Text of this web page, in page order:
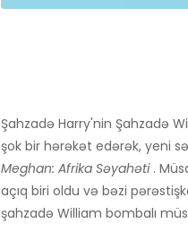
Şahzadə Harry'nin Şahzadə
şok bir hərəkət edərək, yeni
Meghan: Afrika Səyahəti.
açıq biri oldu və bəzi
şahzadə William bombalı